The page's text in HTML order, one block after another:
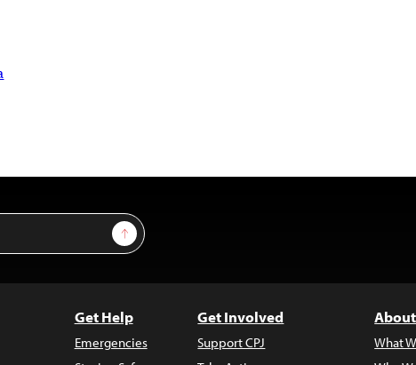
Sign Up
Get Help
Emergencies
Get Involved
Support CPJ
What